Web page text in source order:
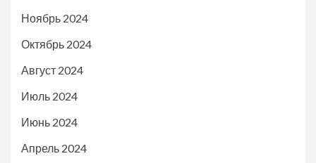
Ноябрь 2024
Октябрь 2024
Август 2024
Июль 2024
Июнь 2024
Апрель 2024